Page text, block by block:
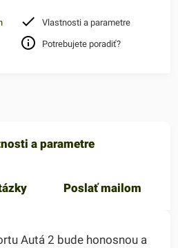
Vlastnosti a parametre
Potrebujete poradiť?
a parametre
Poslať mailom
Autá 2 bude honosnou a